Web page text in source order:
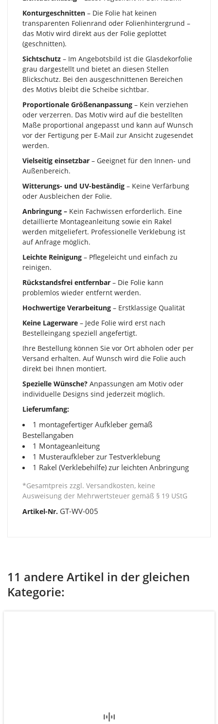
Konturgeschnitten – Die Folie hat keinen
transparenten Folienrand oder Folienhintergrund –
das Motiv wird direkt aus der Folie geplottet
(geschnitten).
Sichtschutz – Im Angebotsbild ist die Glasdekorfolie
grau dargestellt und bietet an diesen Stellen
Blickschutz. Bei den ausgeschnittenen Bereichen
des Motivs bleibt die Scheibe sichtbar.
Proportionale Größenanpassung – Kein verziehen
oder verzerren. Das Motiv wird auf die bestellten
Maße proportional angepasst und kann auf Wunsch
vor der Fertigung per E-Mail zur Ansicht zugesendet
werden.
Vielseitig einsetzbar – Geeignet für den Innen- und
Außenbereich.
Witterungs- und UV-beständig – Keine Verfärbung
oder Ausbleichen der Folie.
Anbringung – Kein Fachwissen erforderlich. Eine
detaillierte Montageanleitung sowie ein Rakel
werden mitgeliefert. Professionelle Verklebung ist
auf Anfrage möglich.
Leichte Reinigung – Pflegeleicht und einfach zu
reinigen.
Rückstandsfrei entfernbar – Die Folie kann
problemlos wieder entfernt werden.
Hochwertige Verarbeitung – Erstklassige Qualität
Keine Lagerware – Jede Folie wird erst nach
Bestelleingang speziell angefertigt.
Ihre Bestellung können Sie vor Ort abholen oder per
Versand erhalten. Auf Wunsch wird die Folie auch
direkt bei Ihnen montiert.
Spezielle Wünsche? Anpassungen am Motiv oder
individuelle Designs sind jederzeit möglich.
Lieferumfang:
1 montagefertiger Aufkleber gemäß
Bestellangaben
1 Montageanleitung
1 Musteraufkleber zur Testverklebung
1 Rakel (Verklebehilfe) zur leichten Anbringung
*Gesamtpreis zzgl. Versandkosten, keine
Ausweisung der Mehrwertsteuer gemäß § 19 UStG
Artikel-Nr. GT-WV-005
11 andere Artikel in der gleichen
Kategorie: